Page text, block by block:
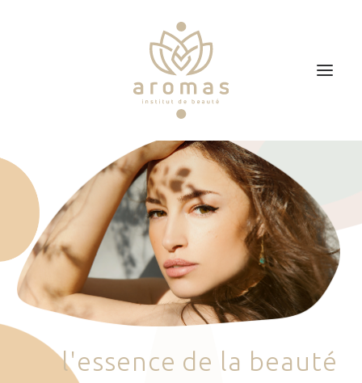
Soins
Je veux faire un bon cadeau
Plan d’accès
Prendre RDV
l'essence de la beauté